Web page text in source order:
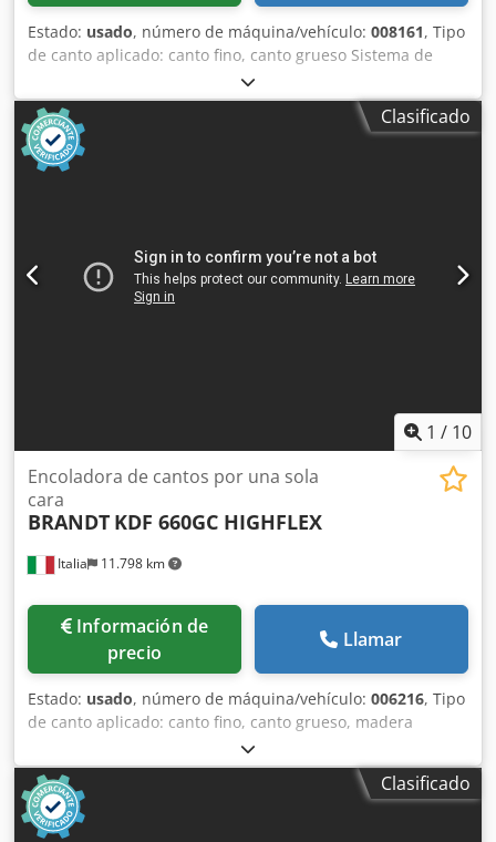
Estado: usado, número de máquina/vehículo: 008161, Tipo
de canto aplicado: canto fino, canto grueso Sistema de
encolado: EVA, PUR Fresado previo: sí Unidad
multifuncional: sí Velocidad máxima de avance: 14 m/min
Cjdpjx A Tlcsfx Alyeha Espesor máximo de tablero: 60 mm
Unidades de trabajo: 6 uds.
Clasificado
1 / 10
Italia 11.798 km
Encoladora de cantos por una sola
cara
BRANDT KDF 660GC HIGHFLEX
Información de
precio
Llamar
Estado: usado, número de máquina/vehículo: 006216, Tipo
de canto aplicado: canto fino, canto grueso, madera
maciza Sistema de encolado: EVA Fresado de unión: sí
Unidad multifunción: sí Unidad de fresado superior: sí
Velocidad máxima de avance: 18 m/min Chjdpfx Ajy Nk
Ahelyea
Clasificado